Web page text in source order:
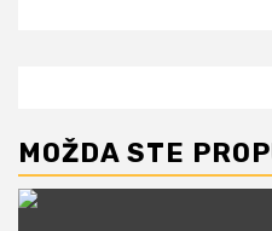
MOŽDA STE